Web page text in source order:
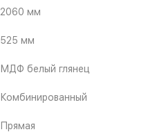
2060 мм
525 мм
МДФ белый глянец
Комбинированный
Прямая